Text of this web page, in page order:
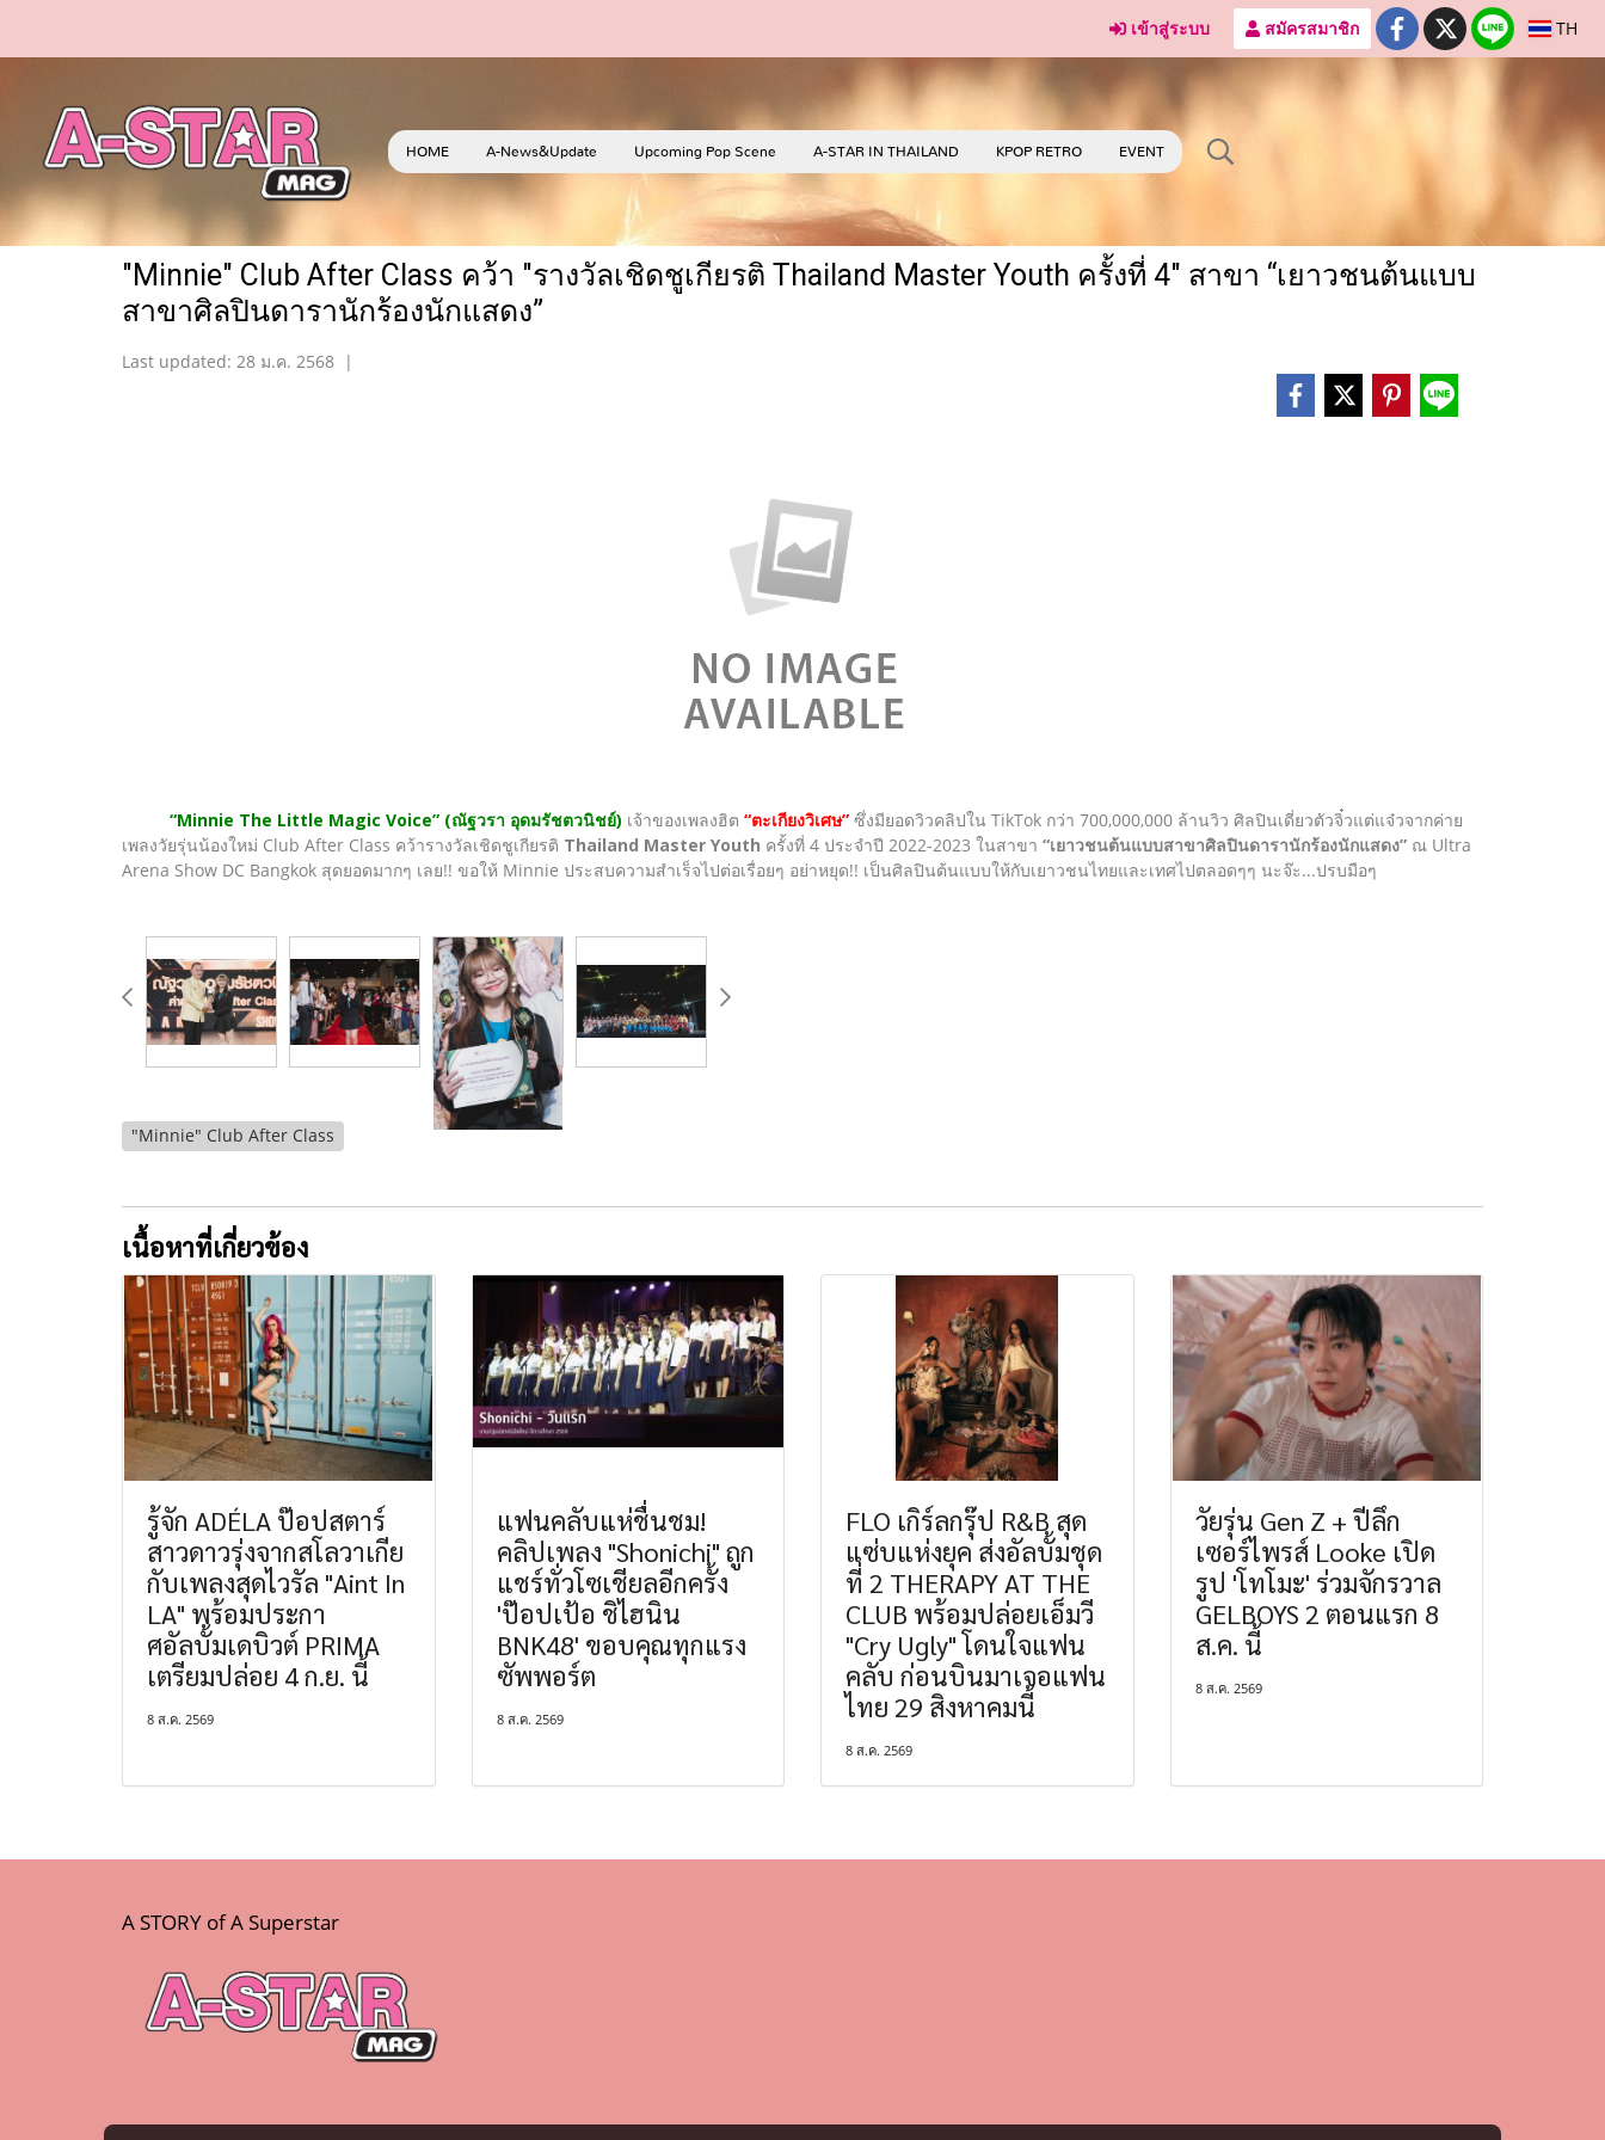
เข้าสู่ระบบ สมัครสมาชิก TH
HOME A-News&Update Upcoming Pop Scene A-STAR IN THAILAND KPOP RETRO EVENT
"Minnie" Club After Class คว้า "รางวัลเชิดชูเกียรติ Thailand Master Youth ครั้งที่ 4" สาขา “เยาวชนต้นแบบ
สาขาศิลปินดารานักร้องนักแสดง”
Last updated: 28 ม.ค. 2568 |
“Minnie The Little Magic Voice” (ณัฐวรา อุดมรัชตวนิชย์) เจ้าของเพลงฮิต “ตะเกียงวิเศษ” ซึ่งมียอดวิวคลิปใน TikTok กว่า 700,000,000 ล้านวิว ศิลปินเดี่ยวตัวจิ๋วแต่แจ๋วจากค่าย
เพลงวัยรุ่นน้องใหม่ Club After Class คว้ารางวัลเชิดชูเกียรติ Thailand Master Youth ครั้งที่ 4 ประจำปี 2022-2023 ในสาขา “เยาวชนต้นแบบสาขาศิลปินดารานักร้องนักแสดง” ณ Ultra
Arena Show DC Bangkok สุดยอดมากๆ เลย!! ขอให้ Minnie ประสบความสำเร็จไปต่อเรื่อยๆ อย่าหยุด!! เป็นศิลปินต้นแบบให้กับเยาวชนไทยและเทศไปตลอดๆๆ นะจ๊ะ...ปรบมือๆ
"Minnie" Club After Class
เนื้อหาที่เกี่ยวข้อง
รู้จัก ADÉLA ป๊อปสตาร์
สาวดาวรุ่งจากสโลวาเกีย
กับเพลงสุดไวรัล "Aint In
LA" พร้อมประกา
ศอัลบั้มเดบิวต์ PRIMA
เตรียมปล่อย 4 ก.ย. นี้
8 ส.ค. 2569
แฟนคลับแห่ชื่นชม!
คลิปเพลง "Shonichi" ถูก
แชร์ทั่วโซเชียลอีกครั้ง
'ป๊อปเป้อ ชิไฮนิน
BNK48' ขอบคุณทุกแรง
ซัพพอร์ต
8 ส.ค. 2569
FLO เกิร์ลกรุ๊ป R&B สุด
แซ่บแห่งยุค ส่งอัลบั้มชุด
ที่ 2 THERAPY AT THE
CLUB พร้อมปล่อยเอ็มวี
"Cry Ugly" โดนใจแฟน
คลับ ก่อนบินมาเจอแฟน
ไทย 29 สิงหาคมนี้
8 ส.ค. 2569
วัยรุ่น Gen Z + ปีลึก
เซอร์ไพรส์ Looke เปิด
รูป 'โทโมะ' ร่วมจักรวาล
GELBOYS 2 ตอนแรก 8
ส.ค. นี้
8 ส.ค. 2569
A STORY of A Superstar